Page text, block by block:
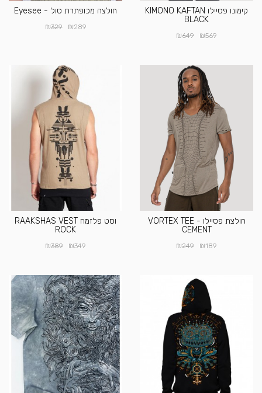
קימונו פסיילו KIMONO KAFTAN
BLACK
₪569
₪649
חולצה מכופתרת סול - Eyesee
₪289
₪329
חולצת פסיילו VORTEX TEE -
CEMENT
₪189
₪249
וסט פלזמה RAAKSHAS VEST
ROCK
₪349
₪389